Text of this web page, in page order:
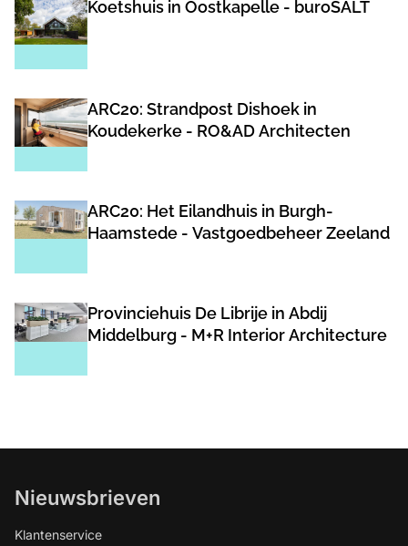
Koetshuis in Oostkapelle - buroSALT
ARC20: Strandpost Dishoek in
Koudekerke - RO&AD Architecten
ARC20: Het Eilandhuis in Burgh-
Haamstede - Vastgoedbeheer Zeeland
Provinciehuis De Librije in Abdij
Middelburg - M+R Interior Architecture
Nieuwsbrieven
Klantenservice